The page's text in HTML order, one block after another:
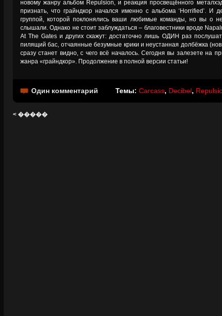
новому жанру альбом Repulsion, и реакция просвещённого
признать, что грайндкор начался именно с альбома ‘Horrified’. И
группой, которой поклонялись ваши любимые команды, но вы о
слышали. Однако не стоит заблуждаться – благовестники вроде
At The Gates и других скажут: достаточно лишь ОДИН раз
пилящий бас, отчаянные безумные крики и неустанная долбёжка
сразу станет видно, с чего всё началось. Сегодня вы залезете на
жанра «грайндкор». Продолжение в полной версии статьи!
Один комментарий Темы: Carcass, Decibel,
< �����